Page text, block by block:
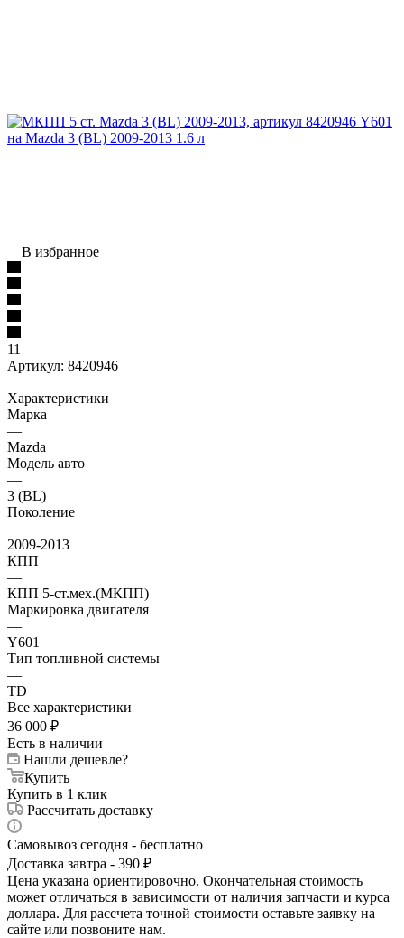
В избранное
11
Артикул: 8420946
Характеристики
Марка
—
Mazda
Модель авто
—
3 (BL)
Поколение
—
2009-2013
КПП
—
КПП 5-ст.мех.(МКПП)
Маркировка двигателя
—
Y601
Тип топливной системы
—
TD
Все характеристики
36 000 ₽
Есть в наличии
Нашли дешевле?
Купить
Купить в 1 клик
Рассчитать доставку
Самовывоз сегодня - бесплатно
Доставка завтра - 390 ₽
Цена указана ориентировочно. Окончательная стоимость
может отличаться в зависимости от наличия запчасти и курса
доллара. Для рассчета точной стоимости оставьте заявку на
сайте или позвоните нам.